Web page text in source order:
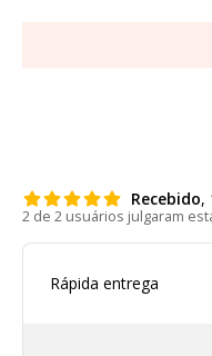
2 de 2 usuários julgaram
Recebido,
Rápida entrega